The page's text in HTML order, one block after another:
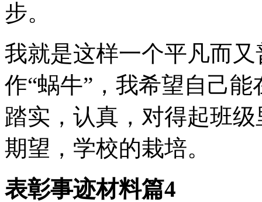
步。
我就是这样一个平凡而
作“蜗牛”，我希望自己
踏实，认真，对得起班
期望，学校的栽培。
表彰事迹材料篇4